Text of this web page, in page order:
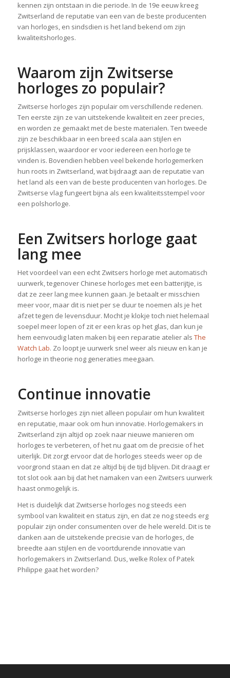
kennen zijn ontstaan in die periode. In de 19e eeuw kreeg
Zwitserland de reputatie van een van de beste producenten
van horloges, en sindsdien is het land bekend om zijn
kwaliteitshorloges.
Waarom zijn Zwitserse
horloges zo populair?
Zwitserse horloges zijn populair om verschillende redenen.
Ten eerste zijn ze van uitstekende kwaliteit en zeer precies,
en worden ze gemaakt met de beste materialen. Ten tweede
zijn ze beschikbaar in een breed scala aan stijlen en
prijsklassen, waardoor er voor iedereen een horloge te
vinden is. Bovendien hebben veel bekende horlogemerken
hun roots in Zwitserland, wat bijdraagt aan de reputatie van
het land als een van de beste producenten van horloges. De
Zwitserse vlag fungeert bijna als een kwaliteitsstempel voor
een polshorloge.
Een Zwitsers horloge gaat
lang mee
Het voordeel van een echt Zwitsers horloge met automatisch
uurwerk, tegenover Chinese horloges met een batterijtje, is
dat ze zeer lang mee kunnen gaan. Je betaalt er misschien
meer voor, maar dit is niet per se duur te noemen als je het
afzet tegen de levensduur. Mocht je klokje toch niet helemaal
soepel meer lopen of zit er een kras op het glas, dan kun je
hem eenvoudig laten maken bij een reparatie atelier als The
Watch Lab. Zo loopt je uurwerk snel weer als nieuw en kan je
horloge in theorie nog generaties meegaan.
Continue innovatie
Zwitserse horloges zijn niet alleen populair om hun kwaliteit
en reputatie, maar ook om hun innovatie. Horlogemakers in
Zwitserland zijn altijd op zoek naar nieuwe manieren om
horloges te verbeteren, of het nu gaat om de precisie of het
uiterlijk. Dit zorgt ervoor dat de horloges steeds weer op de
voorgrond staan en dat ze altijd bij de tijd blijven. Dit draagt er
tot slot ook aan bij dat het namaken van een Zwitsers uurwerk
haast onmogelijk is.
Het is duidelijk dat Zwitserse horloges nog steeds een
symbool van kwaliteit en status zijn, en dat ze nog steeds erg
populair zijn onder consumenten over de hele wereld. Dit is te
danken aan de uitstekende precisie van de horloges, de
breedte aan stijlen en de voortdurende innovatie van
horlogemakers in Zwitserland. Dus, welke Rolex of Patek
Philippe gaat het worden?